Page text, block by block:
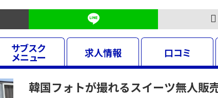
サブスク
メニュー 求人情報 口コミ
韓国フォトが撮れるスイーツ無人販